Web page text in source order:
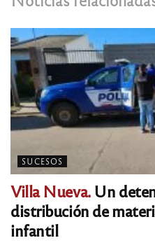
SUCESOS
Villa Nueva.Un
distribución de
infantil